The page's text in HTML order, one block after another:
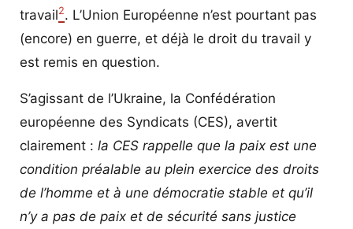
travail2. L’Union Européenne n’est pourtant pas
(encore) en guerre, et déjà le droit du travail y
est remis en question.
S’agissant de l’Ukraine, la Confédération
européenne des Syndicats (CES), avertit
clairement : la CES rappelle que la paix est une
condition préalable au plein exercice des droits
de l’homme et à une démocratie stable et qu’il
n’y a pas de paix et de sécurité sans justice